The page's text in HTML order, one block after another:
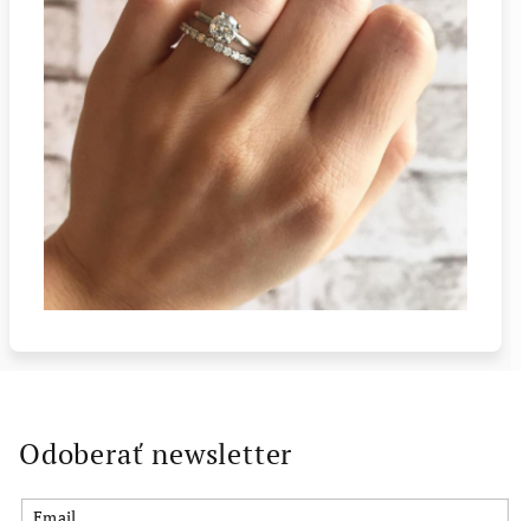
Odoberať newsletter